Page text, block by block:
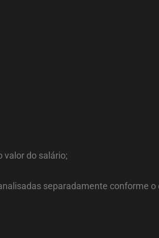
valor do salário;
separadamente conforme o